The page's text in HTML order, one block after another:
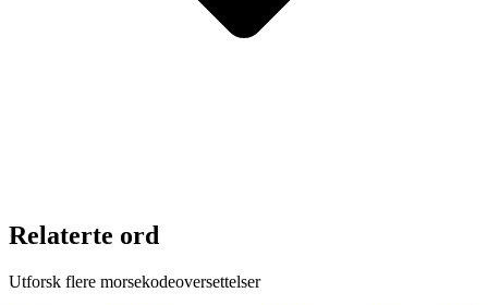
Relaterte ord
Utforsk flere morsekodeoversettelser